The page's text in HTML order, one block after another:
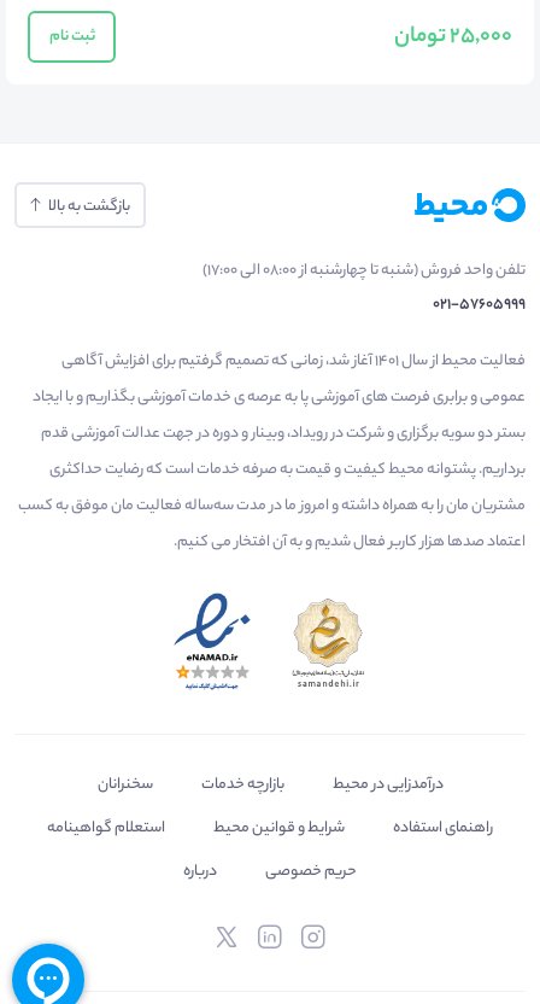
25,000 تومان ثبت نام
بازگشت به بالا
تلفن واحد فروش (شنبه تا چهارشنبه از 08:00 الی 17:00)
021-57605999
فعالیت محیط از سال 1401 آغاز شد، زمانی که تصمیم گرفتیم برای افزایش آگاهی
عمومی و برابری فرصت های آموزشی پا به عرصه ی خدمات آموزشی بگذاریم و با ایجاد
بستر دو سویه برگزاری و شرکت در رویداد، وبینار و دوره در جهت عدالت آموزشی قدم
برداریم. پشتوانه محیط کیفیت و قیمت به صرفه خدمات است که رضایت حداکثری
مشتریان مان را به همراه داشته و امروز ما در مدت سه‌ساله فعالیت مان موفق به کسب
اعتماد صدها هزار کاربر فعال شدیم و به آن افتخار می‌ کنیم.
درآمدزایی در محیط بازارچه خدمات
سخنرانان
راهنمای استفاده
شرایط و قوانین محیط
استعلام گواهینامه
حریم خصوصی
درباره